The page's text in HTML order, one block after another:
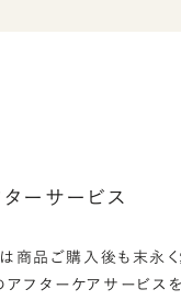
ーサービス
商品ご購入後も末永
アフターケアサービス